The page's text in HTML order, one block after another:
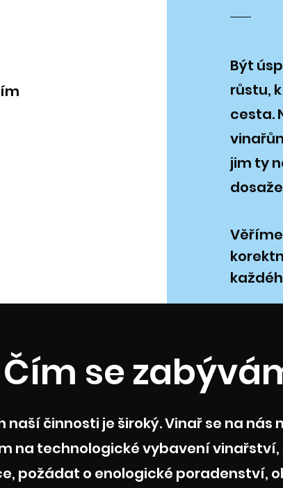
Být
růstu,
cesta.
jim ty
Čím se
naší činnosti je široký. Vinař se na
na technologické vybavení
požádat o enologické poradenství,